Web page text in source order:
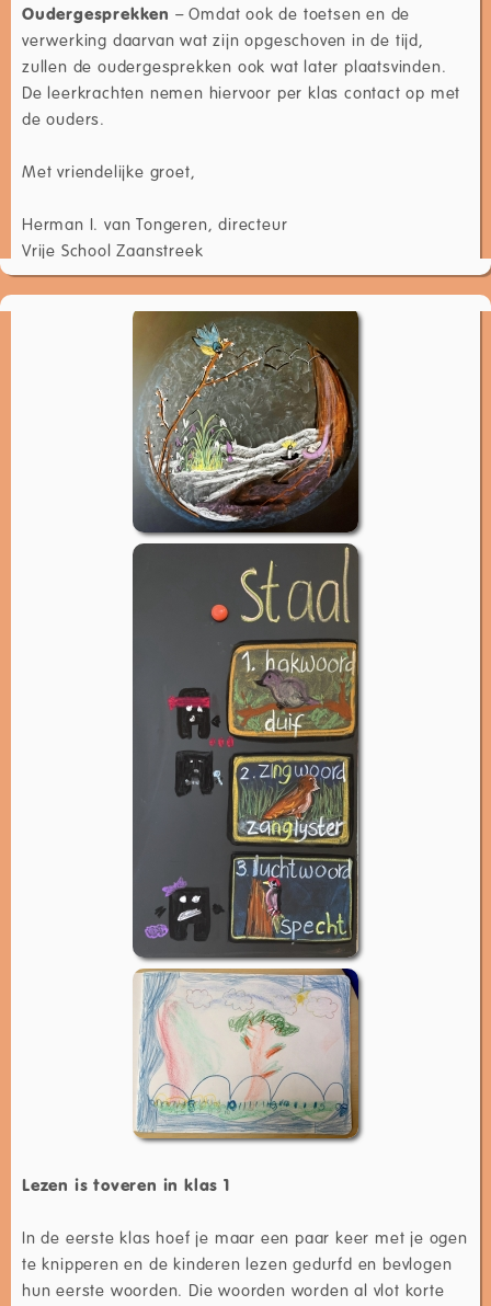
Oudergesprekken – Omdat ook de toetsen en de
verwerking daarvan wat zijn opgeschoven in de tijd,
zullen de oudergesprekken ook wat later plaatsvinden.
De leerkrachten nemen hiervoor per klas contact op met
de ouders.
Met vriendelijke groet,
Herman I. van Tongeren, directeur
Vrije School Zaanstreek
Lezen is toveren in klas 1
In de eerste klas hoef je maar een paar keer met je ogen
te knipperen en de kinderen lezen gedurfd en bevlogen
hun eerste woorden. Die woorden worden al vlot korte